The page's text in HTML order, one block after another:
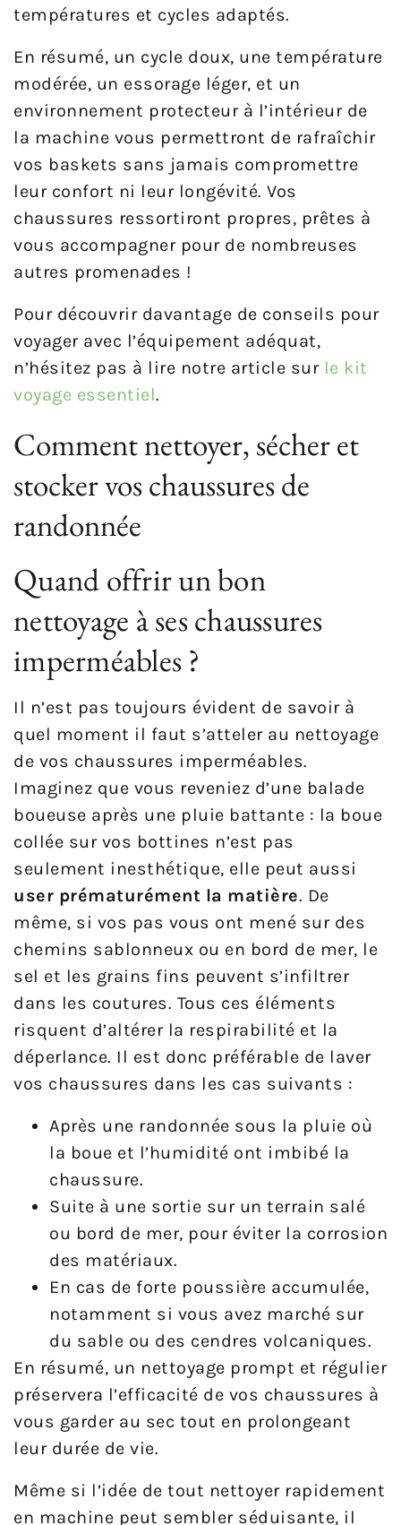
températures et cycles adaptés.
En résumé, un cycle doux, une température
modérée, un essorage léger, et un
environnement protecteur à l’intérieur de
la machine vous permettront de rafraîchir
vos baskets sans jamais compromettre
leur confort ni leur longévité. Vos
chaussures ressortiront propres, prêtes à
vous accompagner pour de nombreuses
autres promenades !
Pour découvrir davantage de conseils pour
voyager avec l’équipement adéquat,
n’hésitez pas à lire notre article sur le kit
voyage essentiel.
Comment nettoyer, sécher et
stocker vos chaussures de
randonnée
Quand offrir un bon
nettoyage à ses chaussures
imperméables ?
Il n’est pas toujours évident de savoir à
quel moment il faut s’atteler au nettoyage
de vos chaussures imperméables.
Imaginez que vous reveniez d’une balade
boueuse après une pluie battante : la boue
collée sur vos bottines n’est pas
seulement inesthétique, elle peut aussi
user prématurément la matière. De
même, si vos pas vous ont mené sur des
chemins sablonneux ou en bord de mer, le
sel et les grains fins peuvent s’infiltrer
dans les coutures. Tous ces éléments
risquent d’altérer la respirabilité et la
déperlance. Il est donc préférable de laver
vos chaussures dans les cas suivants :
Après une randonnée sous la pluie où
la boue et l’humidité ont imbibé la
chaussure.
Suite à une sortie sur un terrain salé
ou bord de mer, pour éviter la corrosion
des matériaux.
En cas de forte poussière accumulée,
notamment si vous avez marché sur
du sable ou des cendres volcaniques.
En résumé, un nettoyage prompt et régulier
préservera l’efficacité de vos chaussures à
vous garder au sec tout en prolongeant
leur durée de vie.
Même si l’idée de tout nettoyer rapidement
en machine peut sembler séduisante, il